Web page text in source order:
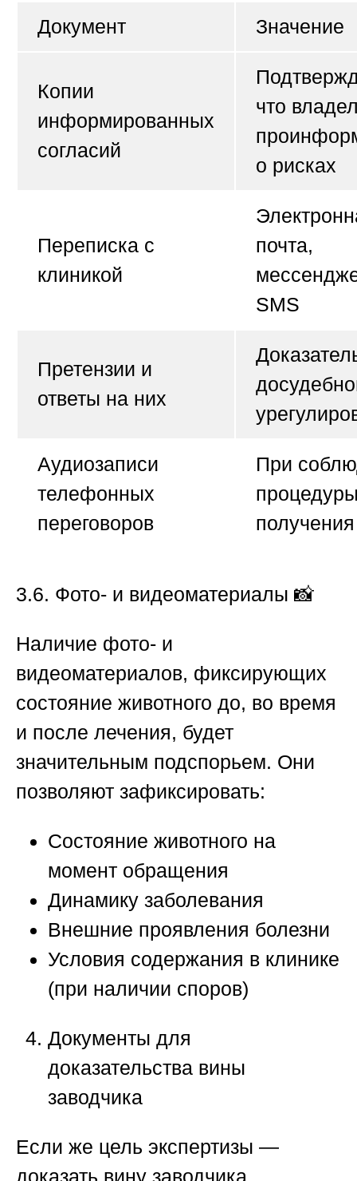
Документ Значение
Копии
информированных
согласий
что
о рисках
Переписка с
клиникой
почта,
SMS
Претензии и
ответы на них
Аудиозаписи
телефонных
переговоров
При
получения
3.6. Фото- и видеоматериалы 📸
Наличие фото- и
видеоматериалов, фиксирующих
состояние животного до, во время
и после лечения, будет
значительным подспорьем. Они
позволяют зафиксировать:
Состояние животного на
момент обращения
Динамику заболевания
Внешние проявления болезни
Условия содержания в клинике
(при наличии споров)
Документы для
доказательства вины
заводчика
Если же цель экспертизы —
доказать вину заводчика,